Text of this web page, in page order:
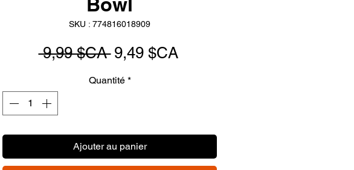
SKU : 774816018909
9,99 $CA Prix
9,49 $CAPrix
Quantité *
Ajouter au panier